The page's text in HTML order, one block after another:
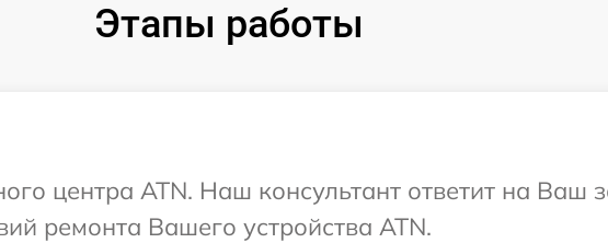
Этапы работы
центра ATN. Наш консультант ответит на Ваш
ремонта Вашего устройства ATN.